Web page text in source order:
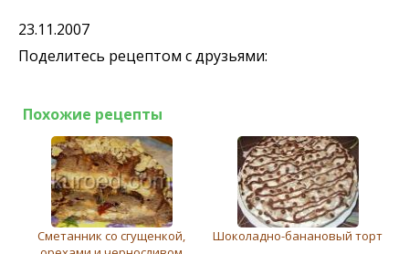
23.11.2007
Поделитесь рецептом с друзьями:
Похожие рецепты
Cметанник со сгущенкой,
Шоколадно-банановый торт